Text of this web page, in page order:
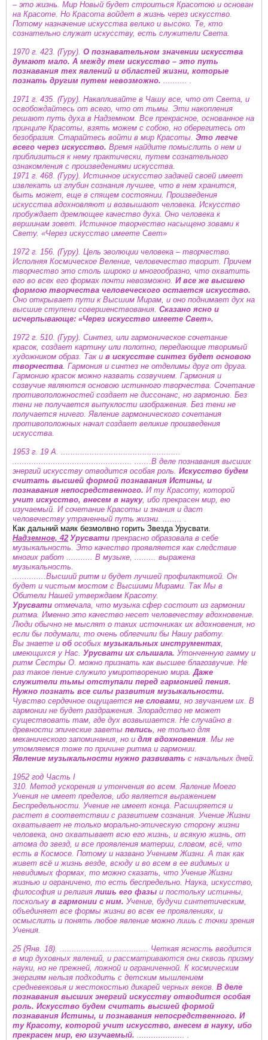
– это жизнь. Мир Новый будет строиться Красотою и основан
на Красоте. Но Красота войдет в жизнь через искусство.
Потому назначение искусства велико и высоко. Те, кто
сознательно служат искусству, есть служители Света.
1970 г. 423. (Гуру). О познавательном значении искусства
думают мало. А между тем искусство – это путь
познавания тех явлений и областей жизни, которые
познать другим путем невозможно.
1971 г. 435. (Гуру). Накапливайте в Чашу все, что от Света, и
освобождайтесь от всего, что от тьмы. Эти накопления
решают путь духа в Надземном. Все прекрасное, основанное на
принципе Красоты, взять можем с собою, но оберегитесь от
безобразия. Старайтесь войти в мир Красоты. Это легче
всего через искусство. Время найдите помыслить о нем и
приблизиться к нему практически, путем сознательного
ознакомления с произведениями искусства.
1971 г. 468. (Гуру). Истинное искусство задачей своей имеет
извлекать из глубин сознания лучшее, что в нем хранится,
быть может, еще в спящем состоянии. Произведения
искусства вдохновляют и возвышают человека. Искусство
пробуждает дремлющее качество духа. Оно человека к
вершинам зовет. Истинное творчество насыщено зовами к
Свету. «Через искусство имеете Свет»
1972 г. 156. (Гуру). Цель эволюции человека – творчество.
Исполняя Космическое Веление, человечество творит. Причем
творчество это столь широко и многообразно, что охватить
его во всех его формах почти невозможно. И все же высшею
формою творчества человеческого остается искусство.
Оно открывает пути к Высшим Мирам, и оно поднимает дух на
высшие ступени совершенствования. Сказано ясно и
исчерпывающе: «Через искусство имеете Свет».
1972 г. 510. (Гуру). Синтез, или гармоническое сочетание
красок, создает картину или полотно, передающие творимый
художником образ. Так и в искусстве синтез будет основою
творчества . Гармония и синтез не отделимы друг от друга.
Гармонию красок можно назвать созвучием. Гармония и
созвучие являются основою истинного творчества. Сочетание
противоположностей создает не диссонанс, но гармонию. Без
тени не получается выпуклости изображения. Без тени не
получается ничего. Явление гармонического сочетания
противоположных начал создает великие произведения
искусства.
1953 г. 19 А. ..................................................
.................................................. .......В деле познавания высших
энергий искусству отводится особая роль. Искусство будем
считать высшей формой познавания Истины, и
познавания непосредственного. И ту Красоту, которой
учит искусство, внесем в науку, ибо прекрасен мир, ею
изучаемый. И сочетание Красоты и знания и даст
человечеству утраченный путь жизни. ........ .
Как дальний маяк безмолвно горить Звезда Урусвати.
Надземное, 42 Урусвати прекрасно образовала в себе
музыкальность. Это качество проявляется как следствие
многих работ ........... В музыке, ......... выражена
музыкальность.
..............Высший ритм и будет лучшей профилактикой. Он
будет и чистым мостом с Высшими Мирами. Так Мы в
Обители Нашей утверждаем Красоту.
Урусвати отмечала, что музыка сфер состоит из гармонии
ритма. Именно это качество несет человечеству вдохновение.
Люди обычно не мыслят о таких источниках их вдохновения, но
если бы подумали, то очень облегчили бы Нашу работу.
Вы знаете и обособых музыкальных инструментах,
имеющихся у Нас. Урусвати их слышала. Утонченную гамму и
ритм Сестры О. можно признать как высшее благозвучие. Не
раз такое пение служило умиротворению мира. Даже
служители тьмы отступали перед гармонией пения.
Нужно познать все силы развития музыкальности.
Чувство сердечное ощущается не словами , но звучанием их. В
гармонии не будет раздражения. Злорадство не может
существовать там, где дух возвышается. Не случайно в
древности эпические заветы пелись , не только для
механического запоминания, но и для вдохновения . Мы не
утомляемся тоже по причине ритма и гармонии.
Явление музыкальности нужно развивать с начальных дней.
1952 год Часть I
310. Метод ускорения и утончения во всем. Явление Моего
Учения не имеет пределов, ибо является выражением
Беспредельности. Учение не имеет конца. Расширяется и
растет в соответствии с развитием сознания. Учение Жизни
охватывает не только морально-этическую сторону жизни
человека, оно охватывает всю его жизнь, и всякую жизнь, от
атома до звезд, и все проявления материи, словом, всё, что
есть в Космосе. Потому и названо Учением Жизни. А так как
живет всё и жизнь везде, всюду и во всем в ее видимых и
невидимых формах, то можно сказать, что Учение Жизни
жизнью и ограничено, то есть беспредельно. Наука, искусство,
философия и религия лишь его фазы и постольку истинны,
поскольку в гармонии с ним. Учение, будучи синтетическим,
объединяет все формы жизни во всех ее проявлениях, и
осмыслить и понять любое явление можно лишь с точки зрения
Учения.
25 (Янв. 18). ..................................... Четкая ясность вводится
в мир духовных явлений, и рассматриваются они сквозь призму
науки, но не прежней, ложной и ограниченной. К космическим
энергиям нельзя подходить с детским мышлением
средневековья и жестокостью дикарей черных веков. В деле
познавания высших энергий искусству отводится особая
роль. Искусство будем считать высшей формой
познавания Истины, и познавания непосредственного. И
ту Красоту, которой учит искусство, внесем в науку, ибо
прекрасен мир, ею изучаемый.